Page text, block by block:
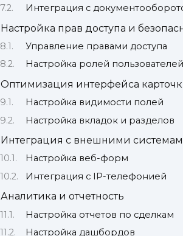
Интеграция с
Настройка прав доступа и
Управление правами доступа
Настройка ролей пользователей
Оптимизация интерфейса
Настройка видимости полей
Настройка вкладок и разделов
Интеграция с внешними
Настройка веб-форм
Интеграция с IP-телефонией
Аналитика и отчетность
Настройка отчетов по сделкам
Настройка дашбордов